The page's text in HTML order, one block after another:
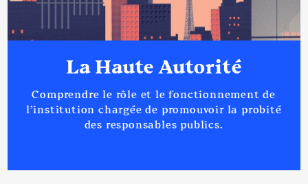
La Haute Autorité
Comprendre le rôle et le fonctionnement de
l’institution chargée de promouvoir la probité
des responsables publics.